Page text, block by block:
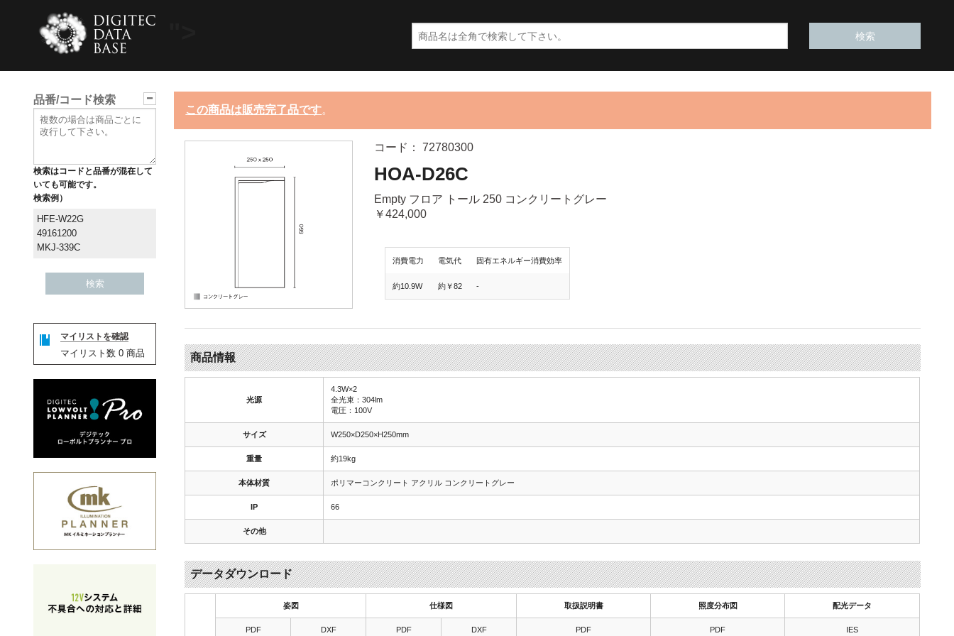
品番/コード検索
検索はコードと品番が混在して
いても可能です。
検索例）
HFE-W22G
49161200
MKJ-339C
マイリストを確認
マイリスト数 0 商品
この商品は販売完了品です。
コード： 72780300
HOA-D26C
Empty フロア トール 250 コンクリートグレー
￥424,000
消費電力 電気代 固有エネルギー消費効率
約10.9W 約￥82 -
商品情報
光源
4.3W×2
全光束：304lm
電圧：100V
サイズ W250×D250×H250mm
重量 約19kg
本体材質 ポリマーコンクリート アクリル コンクリートグレー
IP 66
その他
データダウンロード
姿図 仕様図 取扱説明書 照度分布図 配光データ
PDF DXF PDF DXF PDF PDF IES